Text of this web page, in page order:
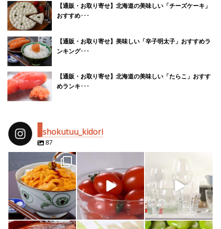
【通販・お取り寄せ】北海道の美味しい「チーズケーキ」
おすすめ･･･
【通販・お取り寄せ】美味しい「辛子明太子」おすすめラ
ンキング･･･
【通販・お取り寄せ】北海道の美味しい「たらこ」おすす
めランキ･･･
shokutuu_kidori
87
shokutuu_kidori
4月 25 2月 14
shokutuu_kidori
2月 13